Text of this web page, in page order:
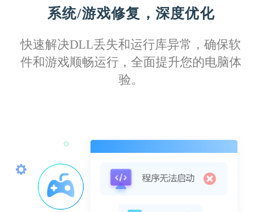
系统/游戏修复，深度优化
快速解决DLL丢失和运行库异常，确保软
件和游戏顺畅运行，全面提升您的电脑体
验。
Izuku11